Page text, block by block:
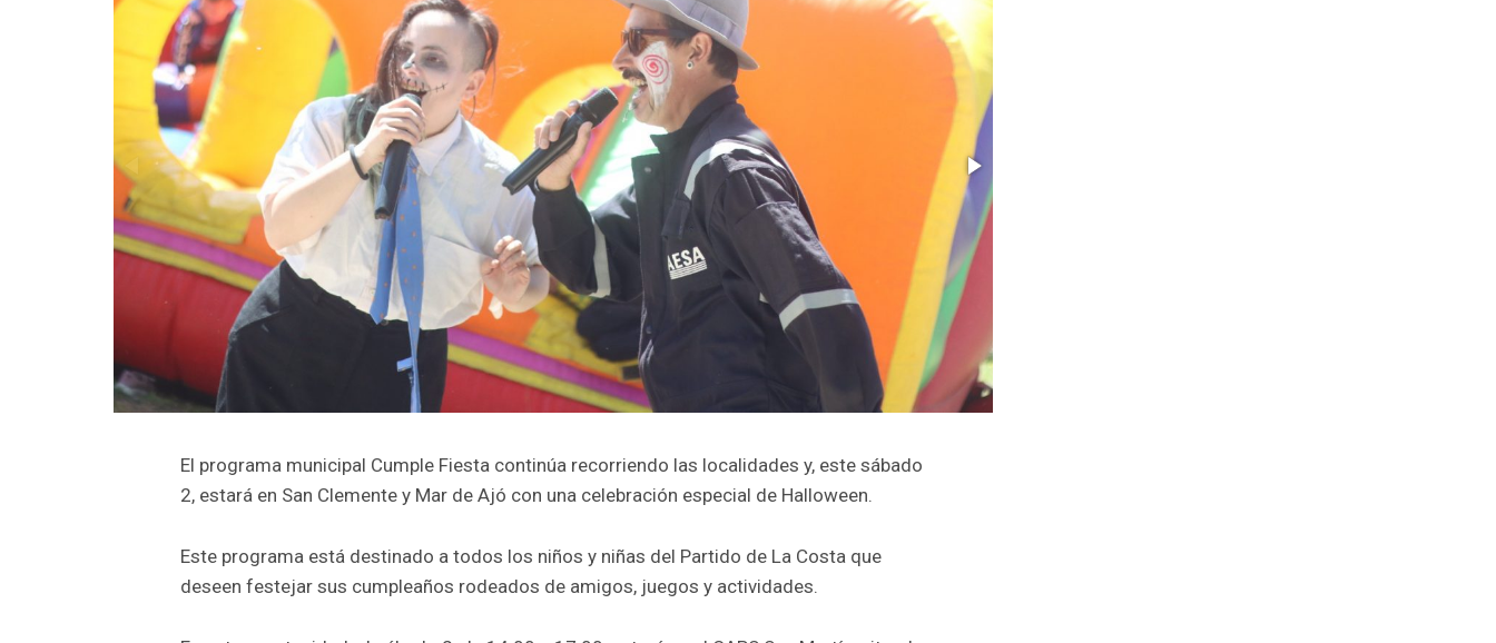
El programa municipal Cumple Fiesta continúa recorriendo las localidades y, este sábado
2, estará en San Clemente y Mar de Ajó con una celebración especial de Halloween.
Este programa está destinado a todos los niños y niñas del Partido de La Costa que
deseen festejar sus cumpleaños rodeados de amigos, juegos y actividades.